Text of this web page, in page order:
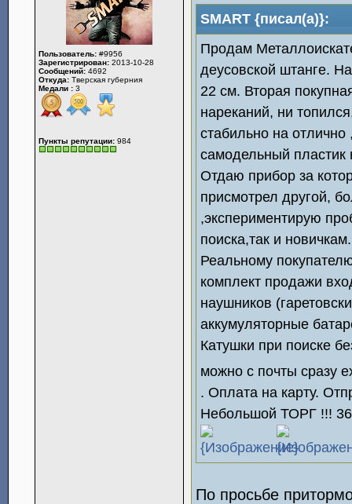
Пользователь: #9956
Зарегистрирован: 2013-10-28
Сообщений: 4692
Откуда: Тверская губерния
Медали : 3
Пункты репутации: 984
SMART {писал(а)}:
Продам
деусовской штанге.
22 см. Вторая
нареканий, ни
стабильно на
самодельный
Отдаю прибор за
присмотрел другой,
,экспериментирую
поиска,так и
Реальному
комплект продажи
наушников
аккумуляторные
Катушки при поиске
можно с почты сразу
. Оплата на карту.
Небольшой ТОРГ !!!
По просьбе